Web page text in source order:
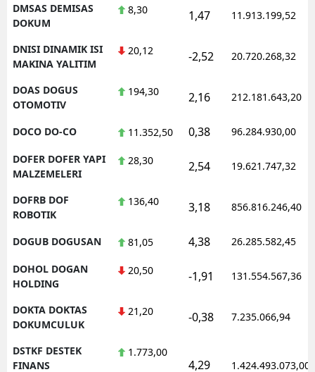
DMSAS DEMISAS
DOKUM
8,30 1,47 11.913.199,52
DNISI DINAMIK ISI
MAKINA YALITIM
20,12 -2,52 20.720.268,32
DOAS DOGUS
OTOMOTIV
194,30 2,16 212.181.643,20
DOCO DO-CO 11.352,50 0,38 96.284.930,00
DOFER DOFER YAPI
MALZEMELERI
28,30 2,54 19.621.747,32
DOFRB DOF
ROBOTIK
136,40 3,18 856.816.246,40
DOGUB DOGUSAN 81,05 4,38 26.285.582,45
DOHOL DOGAN
HOLDING
20,50 -1,91 131.554.567,36
DOKTA DOKTAS
DOKUMCULUK
21,20 -0,38 7.235.066,94
DSTKF DESTEK
FINANS
1.773,00
4,29 1.424.493.073,00